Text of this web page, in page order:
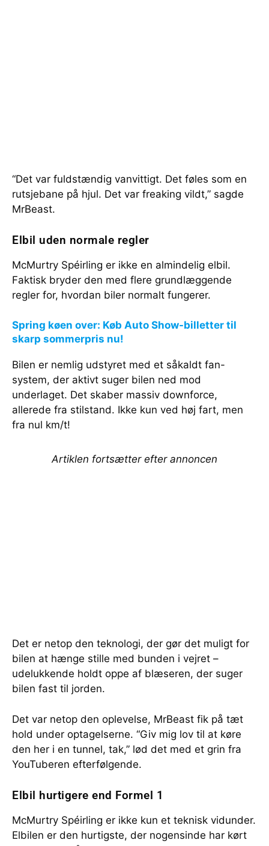
“Det var fuldstændig vanvittigt. Det føles som en
rutsjebane på hjul. Det var freaking vildt,” sagde
MrBeast.
Elbil uden normale regler
McMurtry Spéirling er ikke en almindelig elbil.
Faktisk bryder den med flere grundlæggende
regler for, hvordan biler normalt fungerer.
Spring køen over: Køb Auto Show-billetter til
skarp sommerpris nu!
Bilen er nemlig udstyret med et såkaldt fan-
system, der aktivt suger bilen ned mod
underlaget. Det skaber massiv downforce,
allerede fra stilstand. Ikke kun ved høj fart, men
fra nul km/t!
Artiklen fortsætter efter annoncen
Det er netop den teknologi, der gør det muligt for
bilen at hænge stille med bunden i vejret –
udelukkende holdt oppe af blæseren, der suger
bilen fast til jorden.
Det var netop den oplevelse, MrBeast fik på tæt
hold under optagelserne. “Giv mig lov til at køre
den her i en tunnel, tak,” lød det med et grin fra
YouTuberen efterfølgende.
Elbil hurtigere end Formel 1
McMurtry Spéirling er ikke kun et teknisk vidunder.
Elbilen er den hurtigste, der nogensinde har kørt